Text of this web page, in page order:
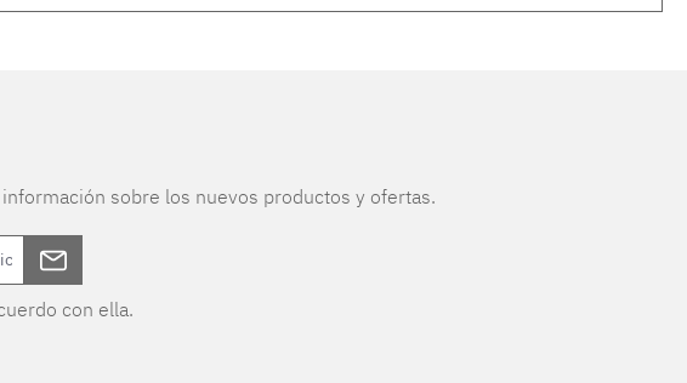
sobre los nuevos productos y ofertas.
con ella.